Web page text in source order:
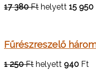
17 380 Ft helyett 15 950
Fűrészreszelő
1 250 Ft helyett 940 Ft